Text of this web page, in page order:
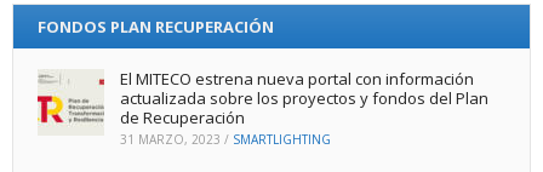
FONDOS PLAN RECUPERACIÓN
El MITECO estrena nueva portal con información
actualizada sobre los proyectos y fondos del Plan
de Recuperación
31 MARZO, 2023 / SMARTLIGHTING